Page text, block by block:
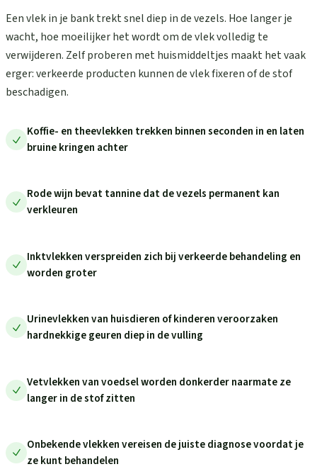
Een vlek in je bank trekt snel diep in de vezels. Hoe langer je
wacht, hoe moeilijker het wordt om de vlek volledig te
verwijderen. Zelf proberen met huismiddeltjes maakt het vaak
erger: verkeerde producten kunnen de vlek fixeren of de stof
beschadigen.
Koffie- en theevlekken trekken binnen seconden in en laten
bruine kringen achter
Rode wijn bevat tannine dat de vezels permanent kan
verkleuren
Inktvlekken verspreiden zich bij verkeerde behandeling en
worden groter
Urinevlekken van huisdieren of kinderen veroorzaken
hardnekkige geuren diep in de vulling
Vetvlekken van voedsel worden donkerder naarmate ze
langer in de stof zitten
Onbekende vlekken vereisen de juiste diagnose voordat je
ze kunt behandelen